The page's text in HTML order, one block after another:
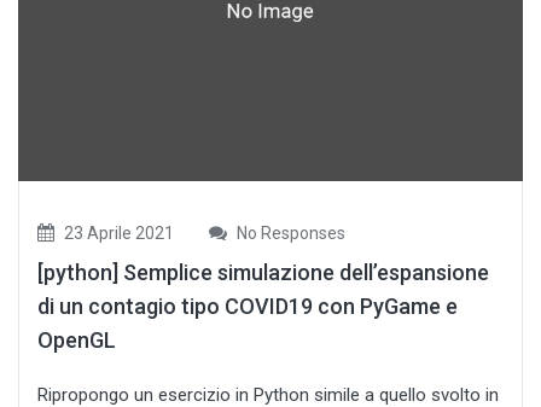
23 Aprile 2021 No Responses
[python] Semplice simulazione dell’espansione
di un contagio tipo COVID19 con PyGame e
OpenGL
Ripropongo un esercizio in Python simile a quello svolto in